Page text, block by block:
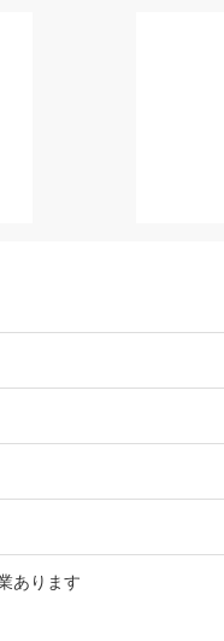
あります